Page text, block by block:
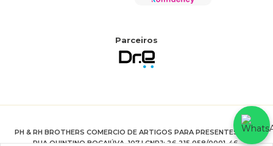
Parceiros
PH & RH BROTHERS COMERCIO DE ARTIGOS PARA PRESENTES LTDA
RUA QUINTINO BOCAIÚVA, 107 | CNPJ: 26.215.058/0001-46.